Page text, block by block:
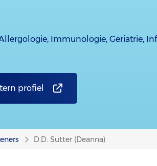
Immunologie, Geriatrie,
profiel
D.D. Sutter (Deanna)